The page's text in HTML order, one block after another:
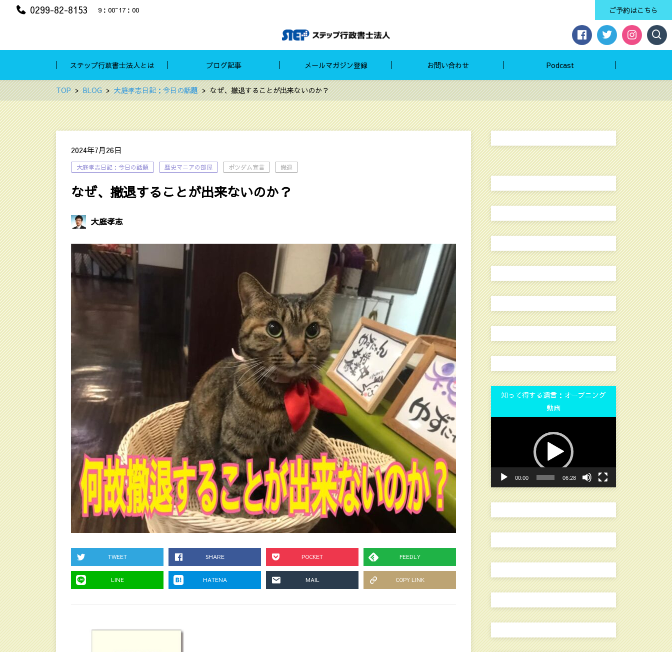
0299-82-8153 9：00~17：00 ご予約はこちら
ステップ行政書士法人とは ブログ記事 メールマガジン登録 お問い合わせ Podcast
TOP BLOG 大庭孝志日記：今日の話題 なぜ、撤退することが出来ないのか？
2024年7月26日
大庭孝志日記：今日の話題 歴史マニアの部屋 ポツダム宣言 撤退
なぜ、撤退することが出来ないのか？
大庭孝志
TWEET SHARE POCKET FEEDLY
LINE HATENA MAIL COPY LINK
知って得する遺言：オープニング
動画
動
画
プ
レ
ー
ヤ
ー
00:00 06:28